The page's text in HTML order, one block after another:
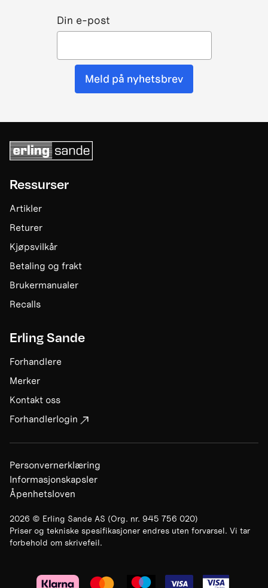
Din e-post
Meld på nyhetsbrev
Ressurser
Artikler
Returer
Kjøpsvilkår
Betaling og frakt
Brukermanualer
Recalls
Erling Sande
Forhandlere
Merker
Kontakt oss
Forhandlerlogin
2026 © Erling Sande AS (Org. nr. 945 756 020)
Priser og tekniske spesifikasjoner endres uten forvarsel. Vi tar
forbehold om skrivefeil.
Personvernerklæring
Informasjonskapsler
Åpenhetsloven